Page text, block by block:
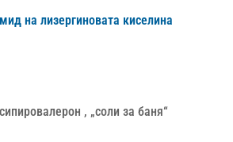
на лизергиновата киселина
, „соли за баня“